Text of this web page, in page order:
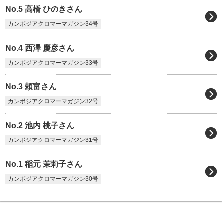
No.5 高橋 ひのきさん
カンボジアクロマーマガジン34号
No.4 西澤 慶彦さん
カンボジアクロマーマガジン33号
No.3 頼富さん
カンボジアクロマーマガジン32号
No.2 池内 桃子さん
カンボジアクロマーマガジン31号
No.1 稲元 茉莉子さん
カンボジアクロマーマガジン30号